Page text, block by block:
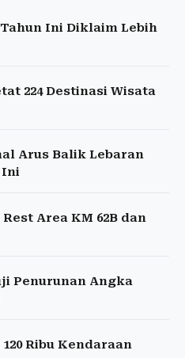
Ini Diklaim Lebih
224 Destinasi Wisata
Arus Balik Lebaran
Ini
Area KM 62B dan
Penurunan Angka
Ribu Kendaraan